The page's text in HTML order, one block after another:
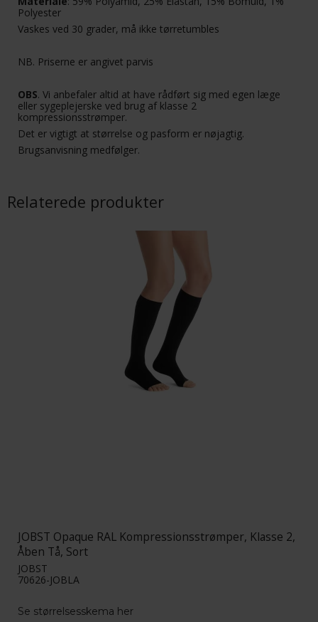
Polyester
Vaskes ved 30 grader, må ikke tørretumbles
NB. Priserne er angivet parvis
OBS. Vi anbefaler altid at have rådført sig med egen læge
eller sygeplejerske ved brug af klasse 2
kompressionsstrømper.
Det er vigtigt at størrelse og pasform er nøjagtig.
Brugsanvisning medfølger.
Relaterede produkter
JOBST Opaque RAL Kompressionsstrømper, Klasse 2,
Åben Tå, Sort
JOBST
70626-JOBLA
Se størrelsesskema her